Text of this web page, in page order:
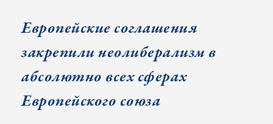
Европейские соглашения
закрепили неолиберализм в
абсолютно всех сферах
Европейского союза